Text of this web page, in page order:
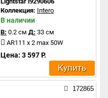
Коллекция: Intero
В наличии
В: 0.2 см Д: 33 см
AR111 x 2 max 50W
Цена: 3 597 Р.
Купить
172865